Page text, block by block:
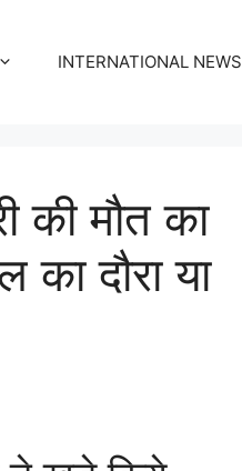
INTERNATIONAL NEWS
की मौत का
का दौरा या